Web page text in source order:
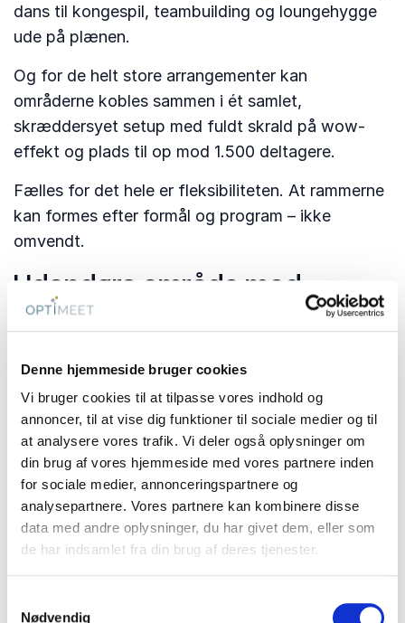
Denne hjemmeside bruger cookies
Vi bruger cookies til at tilpasse vores indhold og
annoncer, til at vise dig funktioner til sociale medier og til
at analysere vores trafik. Vi deler også oplysninger om
din brug af vores hjemmeside med vores partnere inden
for sociale medier, annonceringspartnere og
analysepartnere. Vores partnere kan kombinere disse
data med andre oplysninger, du har givet dem, eller som
de har indsamlet fra din brug af deres tjenester.
Nødvendig
dans til kongespil, teambuilding og loungehygge
ude på plænen.
Og for de helt store arrangementer kan
områderne kobles sammen i ét samlet,
skræddersyet setup med fuldt skrald på wow-
effekt og plads til op mod 1.500 deltagere.
Fælles for det hele er fleksibiliteten. At rammerne
kan formes efter formål og program – ikke
omvendt.
Udendørs område med
sydlandsk stemning
er kommet i fine, italiensk-inspirerede
sommerklæder med teltdug, lyskæder og laid
back sommerstemning.
Kærligt omdøbt til Slotscana er gårdhaven et
uderum til gode snakke og kolde drikke og
fungerer som et fleksibelt supplement til jeres
arrangement – hvad enten det er som uformel
aftenen.